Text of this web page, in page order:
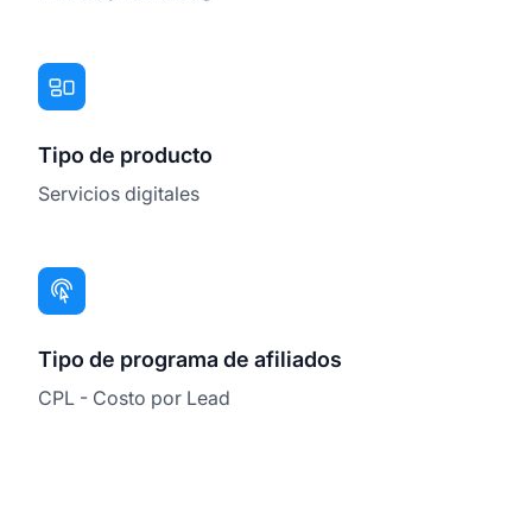
Tipo de producto
Servicios digitales
Tipo de programa de afiliados
CPL - Costo por Lead